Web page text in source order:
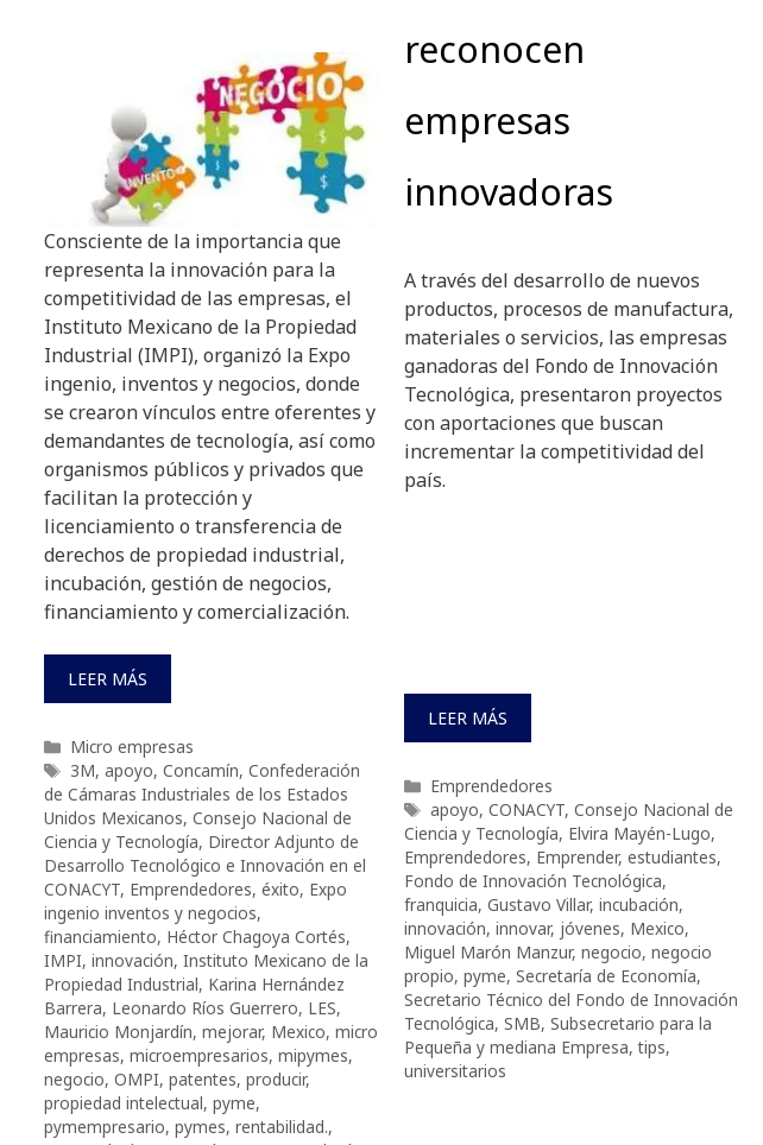
Consciente de la importancia que
representa la innovación para la
competitividad de las empresas, el
Instituto Mexicano de la Propiedad
Industrial (IMPI), organizó la Expo
ingenio, inventos y negocios, donde
se crearon vínculos entre oferentes y
demandantes de tecnología, así como
organismos públicos y privados que
facilitan la protección y
licenciamiento o transferencia de
derechos de propiedad industrial,
incubación, gestión de negocios,
financiamiento y comercialización.
LEER MÁS
Categorías
Micro empresas
Etiquetas
3M, apoyo, Concamín, Confederación
de Cámaras Industriales de los Estados
Unidos Mexicanos, Consejo Nacional de
Ciencia y Tecnología, Director Adjunto de
Desarrollo Tecnológico e Innovación en el
CONACYT, Emprendedores, éxito, Expo
ingenio inventos y negocios,
financiamiento, Héctor Chagoya Cortés,
IMPI, innovación, Instituto Mexicano de la
Propiedad Industrial, Karina Hernández
Barrera, Leonardo Ríos Guerrero, LES,
Mauricio Monjardín, mejorar, Mexico, micro
empresas, microempresarios, mipymes,
negocio, OMPI, patentes, producir,
propiedad intelectual, pyme,
pymempresario, pymes, rentabilidad.,
reconocen
empresas
innovadoras
A través del desarrollo de nuevos
productos, procesos de manufactura,
materiales o servicios, las empresas
ganadoras del Fondo de Innovación
Tecnológica, presentaron proyectos
con aportaciones que buscan
incrementar la competitividad del
país.
LEER MÁS
Categorías
Emprendedores
Etiquetas
apoyo, CONACYT, Consejo Nacional de
Ciencia y Tecnología, Elvira Mayén-Lugo,
Emprendedores, Emprender, estudiantes,
Fondo de Innovación Tecnológica,
franquicia, Gustavo Villar, incubación,
innovación, innovar, jóvenes, Mexico,
Miguel Marón Manzur, negocio, negocio
propio, pyme, Secretaría de Economía,
Secretario Técnico del Fondo de Innovación
Tecnológica, SMB, Subsecretario para la
Pequeña y mediana Empresa,tips,
universitarios